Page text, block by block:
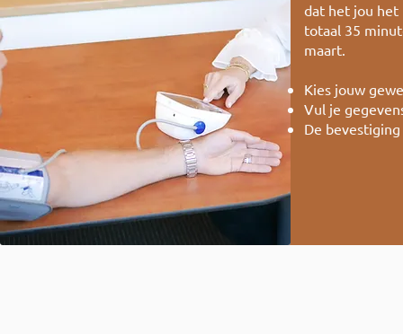
dat het jou het
totaal 35
maart.
Kies jouw
Vul je
De